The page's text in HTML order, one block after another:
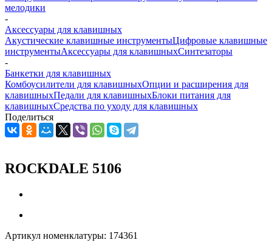
мелодики
-
Аксессуары для клавишных
Акустические клавишные инструментыЦифровые клавишные
инструментыАксессуары для клавишныхСинтезаторы
-
Банкетки для клавишных
Комбоусилители для клавишныхОпции и расширения для
клавишныхПедали для клавишныхБлоки питания для
клавишныхСредства по уходу для клавишных
Поделиться
ROCKDALE 5106
Артикул номенклатуры: 174361